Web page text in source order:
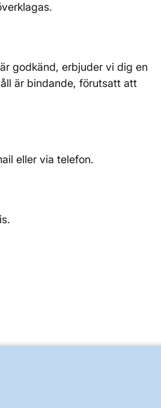
godkänd, erbjuder vi dig en
är bindande, förutsatt att
eller via telefon.